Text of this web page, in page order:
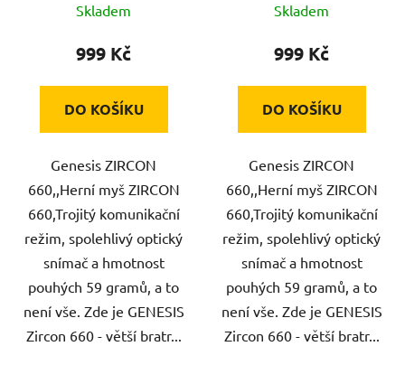
Skladem
999 Kč
DO KOŠÍKU
Genesis ZIRCON
660,,Herní myš ZIRCON
660,Trojitý komunikační
režim, spolehlivý optický
snímač a hmotnost
pouhých 59 gramů, a to
není vše. Zde je GENESIS
Zircon 660 - větší bratr...
Skladem
999 Kč
DO KOŠÍKU
Genesis ZIRCON
660,,Herní myš ZIRCON
660,Trojitý komunikační
režim, spolehlivý optický
snímač a hmotnost
pouhých 59 gramů, a to
není vše. Zde je GENESIS
Zircon 660 - větší bratr...